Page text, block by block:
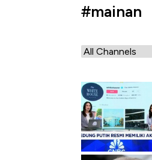
#mainan